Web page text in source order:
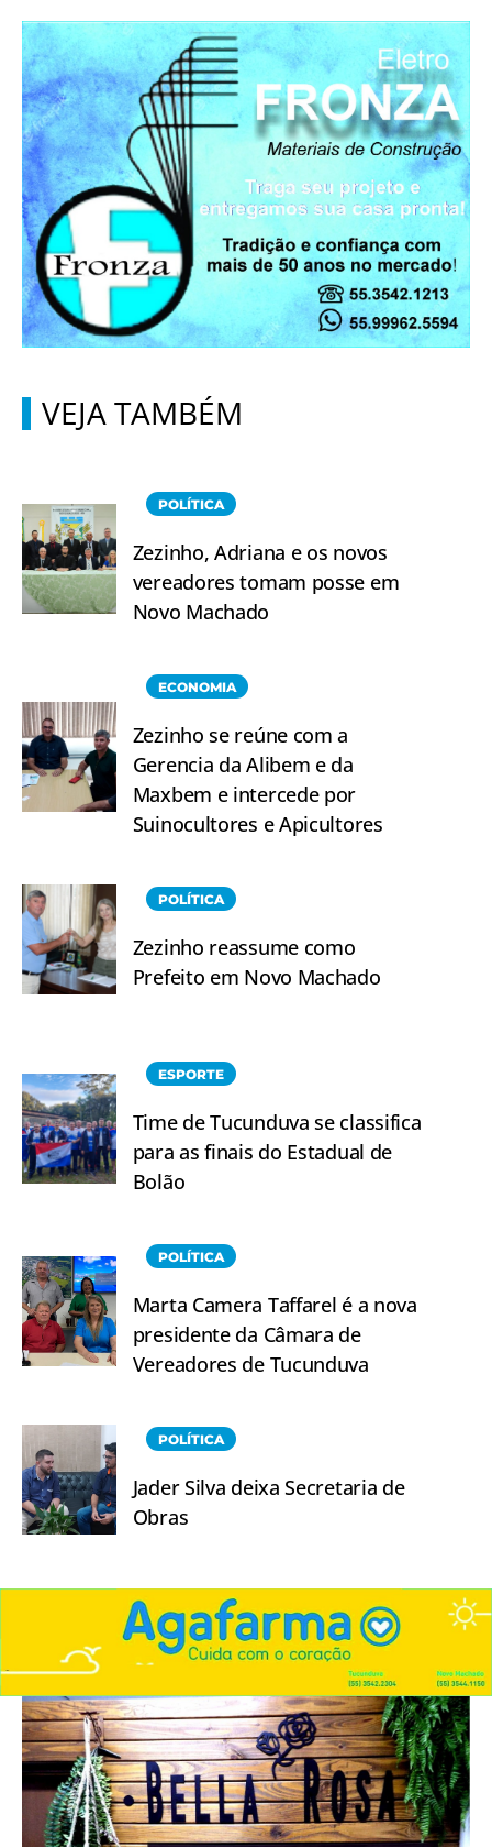
VEJA TAMBÉM
POLÍTICA
Zezinho, Adriana e os novos
vereadores tomam posse em
Novo Machado
ECONOMIA
Zezinho se reúne com a
Gerencia da Alibem e da
Maxbem e intercede por
Suinocultores e Apicultores
POLÍTICA
Zezinho reassume como
Prefeito em Novo Machado
ESPORTE
Time de Tucunduva se classifica
para as finais do Estadual de
Bolão
POLÍTICA
Marta Camera Taffarel é a nova
presidente da Câmara de
Vereadores de Tucunduva
POLÍTICA
Jader Silva deixa Secretaria de
Obras